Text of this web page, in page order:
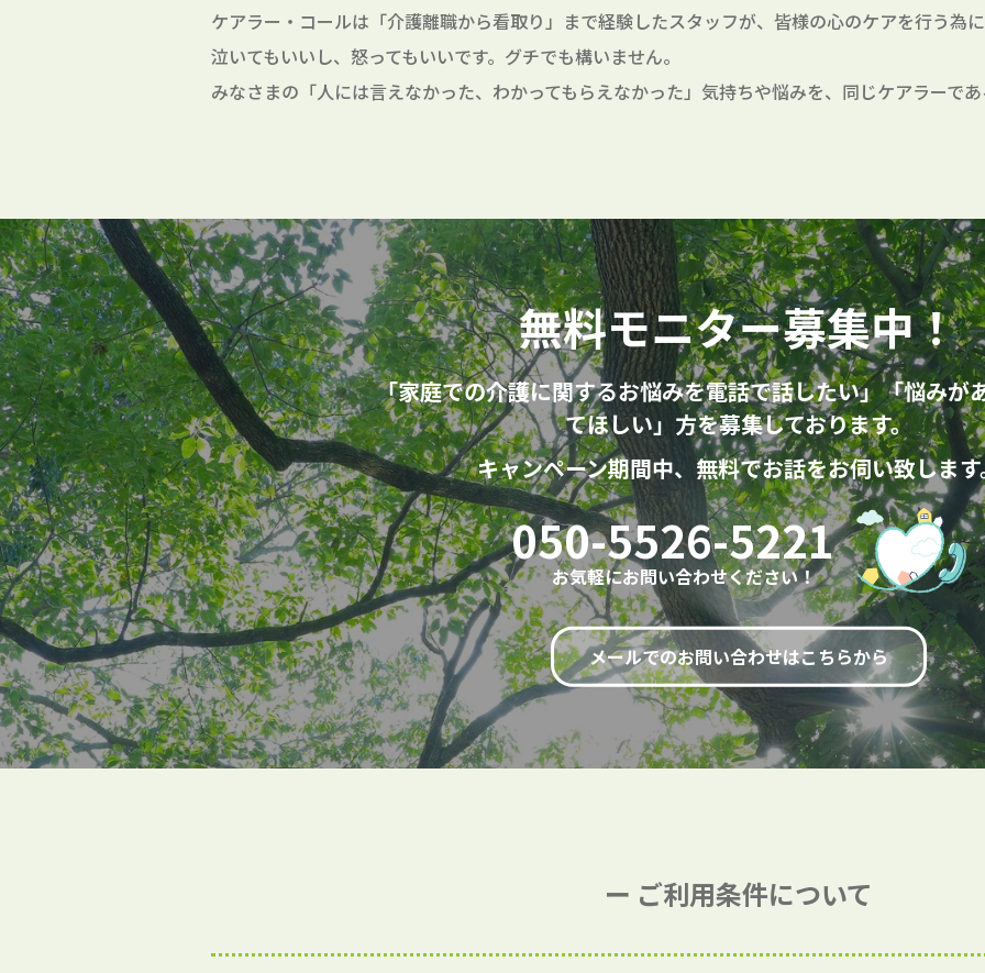
ケアラー・コールは「介護離職から看取り」まで経験したスタッフが、皆様の心のケアを行う為
泣いてもいいし、怒ってもいいです。グチでも構いません。
みなさまの「人には言えなかった、わかってもらえなかった」気持ちや悩みを、同じケアラーで
無料モニター募集中！
「家庭での介護に関するお悩みを電話で話したい」「悩みが
てほしい」方を募集しております。
キャンペーン期間中、無料でお話をお伺い致します
050-5526-5221
お気軽にお問い合わせください！
メールでのお問い合わせはこちらから
ー ご利用条件について